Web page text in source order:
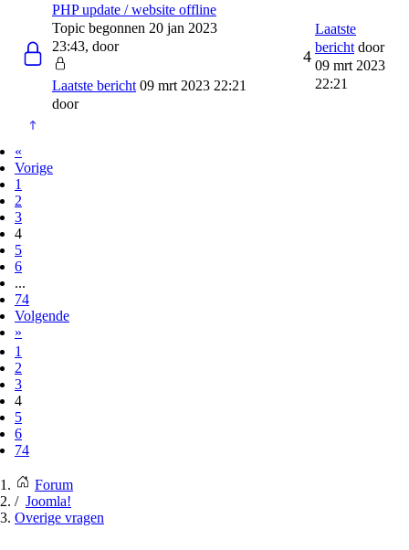
PHP update / website offline
Topic begonnen 20 jan 2023
23:43, door
Laatste bericht 09 mrt 2023 22:21
door
4
Laatste
bericht door
09 mrt 2023
22:21
«
Vorige
1
2
3
4
5
6
...
74
Volgende
»
1
2
3
4
5
6
74
Forum
Joomla!
Overige vragen